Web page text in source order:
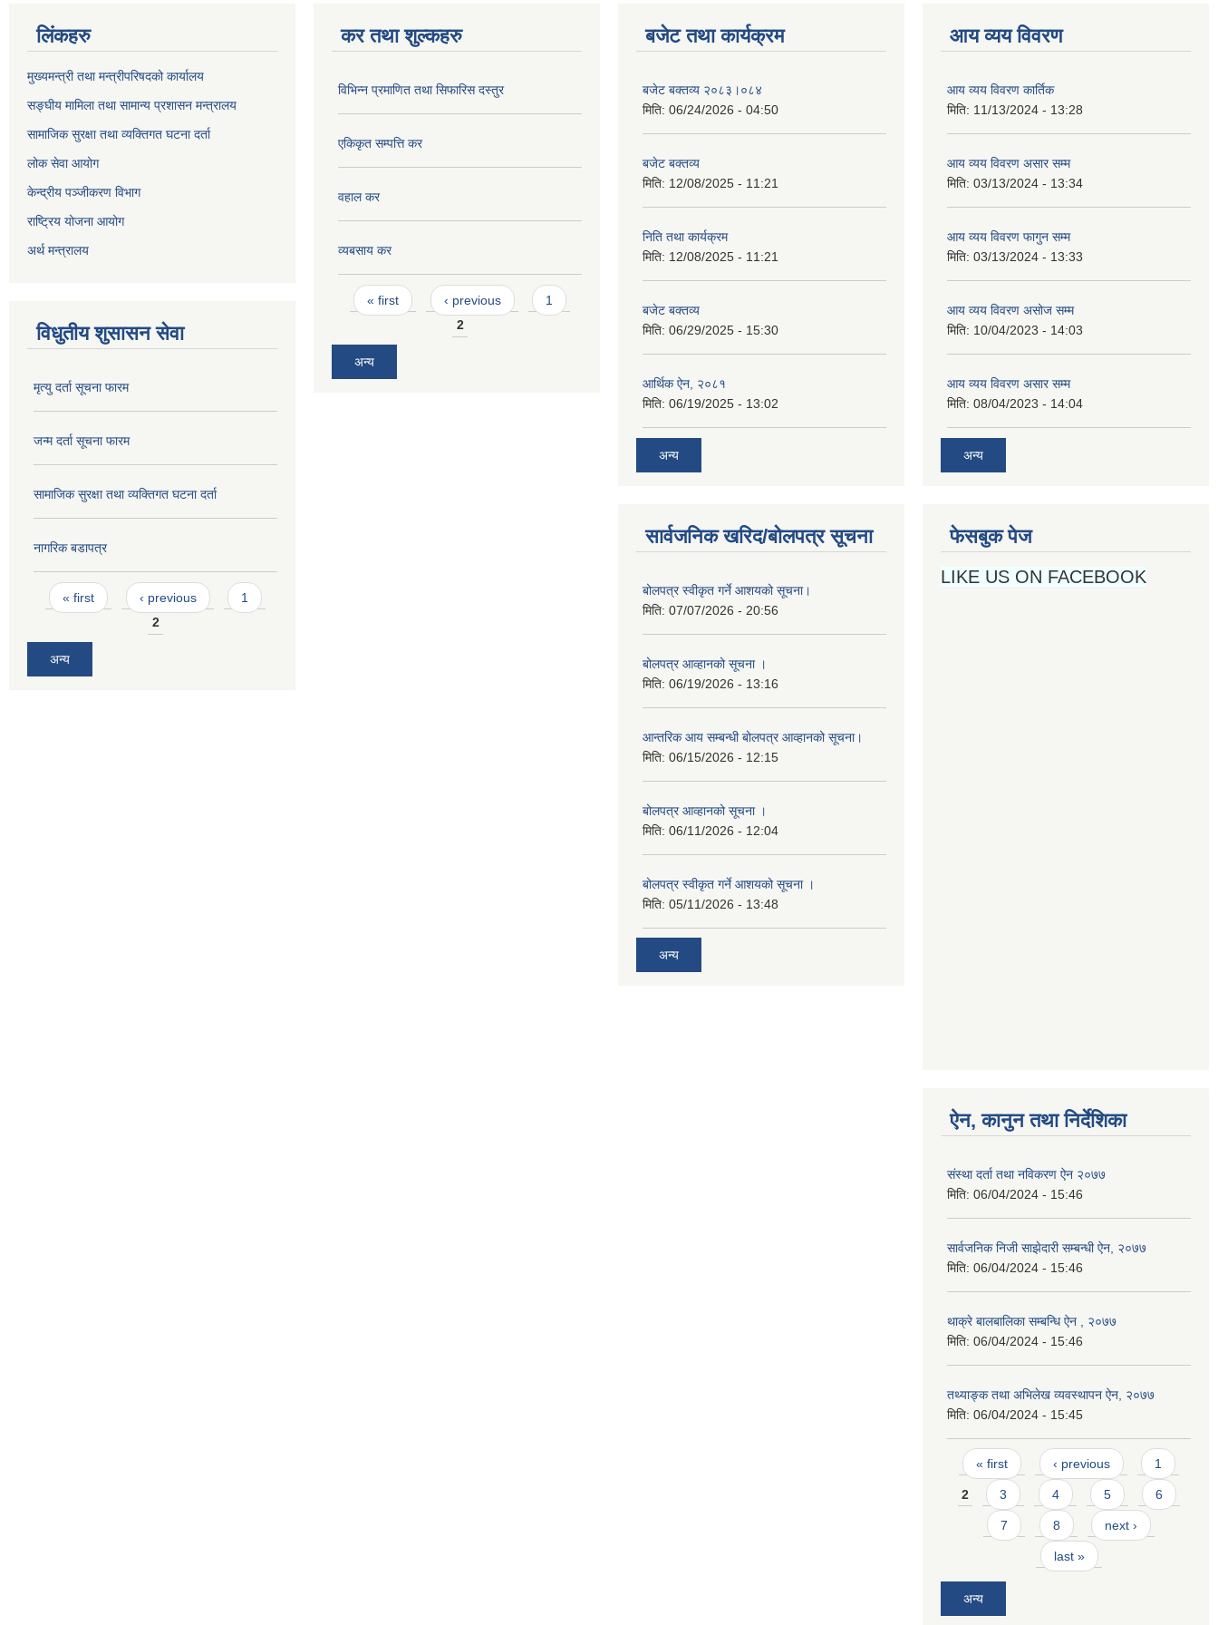
लिंकहरु
मुख्यमन्त्री तथा मन्त्रीपरिषदको कार्यालय
सङ्घीय मामिला तथा सामान्य प्रशासन मन्त्रालय
सामाजिक सुरक्षा तथा व्यक्तिगत घटना दर्ता
लोक सेवा आयोग
केन्द्रीय पञ्जीकरण विभाग
राष्ट्रिय योजना आयोग
अर्थ मन्त्रालय
विधुतीय शुसासन सेवा
मृत्यु दर्ता सूचना फारम
जन्म दर्ता सूचना फारम
सामाजिक सुरक्षा तथा व्यक्तिगत घटना दर्ता
नागरिक बडापत्र
Pages
« first ‹ previous
1
2
अन्य
कर तथा शुल्कहरु
विभिन्न प्रमाणित तथा सिफारिस दस्तुर
एकिकृत सम्पत्ति कर
वहाल कर
व्यबसाय कर
Pages
« first ‹ previous
1
2
अन्य
बजेट तथा कार्यक्रम
बजेट बक्तव्य २०८३।०८४
मिति: 06/24/2026 - 04:50
बजेट बक्तव्य
मिति: 12/08/2025 - 11:21
निति तथा कार्यक्रम
मिति: 12/08/2025 - 11:21
बजेट बक्तव्य
मिति: 06/29/2025 - 15:30
आर्थिक ऐन, २०८१
मिति: 06/19/2025 - 13:02
अन्य
सार्वजनिक खरिद/बोलपत्र सूचना
बोलपत्र स्वीकृत गर्ने आशयको सूचना।
मिति: 07/07/2026 - 20:56
बोलपत्र आव्हानको सूचना ।
मिति: 06/19/2026 - 13:16
आन्तरिक आय सम्बन्धी बोलपत्र आव्हानको सूचना।
मिति: 06/15/2026 - 12:15
बोलपत्र आव्हानको सूचना ।
मिति: 06/11/2026 - 12:04
बोलपत्र स्वीकृत गर्ने आशयको सूचना ।
मिति: 05/11/2026 - 13:48
अन्य
आय व्यय विवरण
आय व्यय विवरण कार्तिक
मिति: 11/13/2024 - 13:28
आय व्यय विवरण असार सम्म
मिति: 03/13/2024 - 13:34
आय व्यय विवरण फागुन सम्म
मिति: 03/13/2024 - 13:33
आय व्यय विवरण असोज सम्म
मिति: 10/04/2023 - 14:03
आय व्यय विवरण असार सम्म
मिति: 08/04/2023 - 14:04
अन्य
फेसबुक पेज
LIKE US ON FACEBOOK
ऐन, कानुन तथा निर्देशिका
संस्था दर्ता तथा नविकरण ऐन २०७७
मिति: 06/04/2024 - 15:46
सार्वजनिक निजी साझेदारी सम्बन्धी ऐन, २०७७
मिति: 06/04/2024 - 15:46
थाक्रे बालबालिका सम्बन्धि ऐन , २०७७
मिति: 06/04/2024 - 15:46
तथ्याङ्क तथा अभिलेख व्यवस्थापन ऐन, २०७७
मिति: 06/04/2024 - 15:45
Pages
« first ‹ previous 1
2 3 4 5 6
7 8 next ›
last »
अन्य